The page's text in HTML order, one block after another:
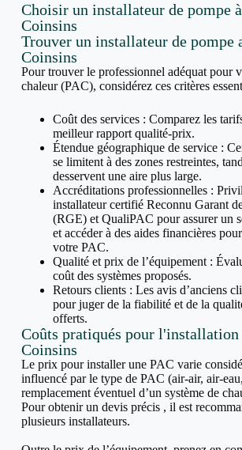
Choisir un installateur de pompe
Coinsins
Trouver un installateur de pompe
Coinsins
Pour trouver le professionnel adéquat pour
chaleur (PAC), considérez ces critères
Coût des services : Comparez les
meilleur rapport qualité-prix.
Étendue géographique de service :
se limitent à des zones restreintes,
desservent une aire plus large.
Accréditations professionnelles :
installateur certifié Reconnu Garant
(RGE) et QualiPAC pour assurer un
et accéder à des aides financières
votre PAC.
Qualité et prix de l’équipement :
coût des systèmes proposés.
Retours clients : Les avis d’anciens
pour juger de la fiabilité et de la
offerts.
Coûts pratiqués pour l'installation
Coinsins
Le prix pour installer une PAC varie
influencé par le type de PAC (air-air, air-
remplacement éventuel d’un système de
Pour obtenir un devis précis , il est
plusieurs installateurs.